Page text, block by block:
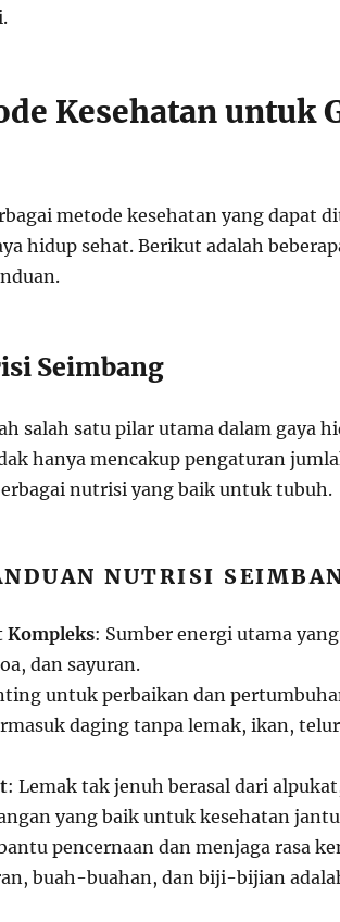
Kesehatan untuk
metode kesehatan yang dapat
hidup sehat. Berikut adalah
Seimbang
salah satu pilar utama dalam gaya
hanya mencakup pengaturan
nutrisi yang baik untuk tubuh.
NUTRISI
: Sumber energi utama
dan sayuran.
untuk perbaikan dan
daging tanpa lemak, ikan,
: Lemak tak jenuh berasal dari
yang baik untuk kesehatan
pencernaan dan menjaga rasa
buah-buahan, dan biji-bijian